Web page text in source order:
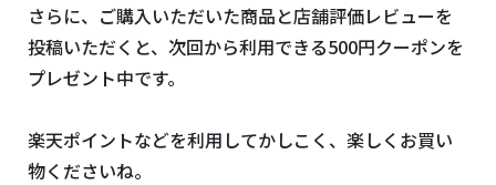
さらに、ご購入いただいた商品と店舗評価レビューを
投稿いただくと、次回から利用できる500円クーポンを
プレゼント中です。
楽天ポイントなどを利用してかしこく、楽しくお買い
物くださいね。